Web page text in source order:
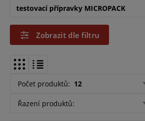
testovací přípravky MICROPACK
Zobrazit dle filtru
Počet produktů: 12
Řazení produktů: